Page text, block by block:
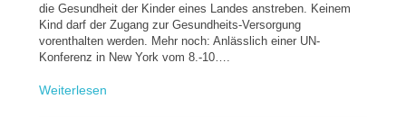
die Gesundheit der Kinder eines Landes anstreben. Keinem
Kind darf der Zugang zur Gesundheits-Versorgung
vorenthalten werden. Mehr noch: Anlässlich einer UN-
Konferenz in New York vom 8.-10….
Weiterlesen